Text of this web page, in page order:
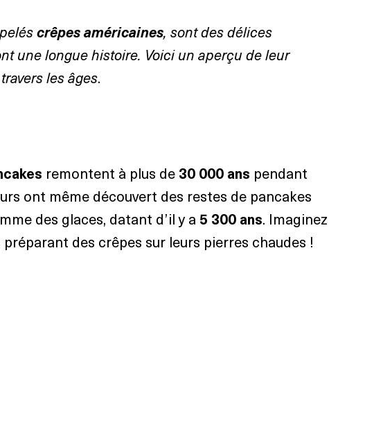
crêpes américaines, sont des délices
une longue histoire. Voici un aperçu de leur
les âges.
remontent à plus de 30 000 ans pendant
ont même découvert des restes de pancakes
des glaces, datant d’il y a 5 300 ans. Imaginez
des crêpes sur leurs pierres chaudes !